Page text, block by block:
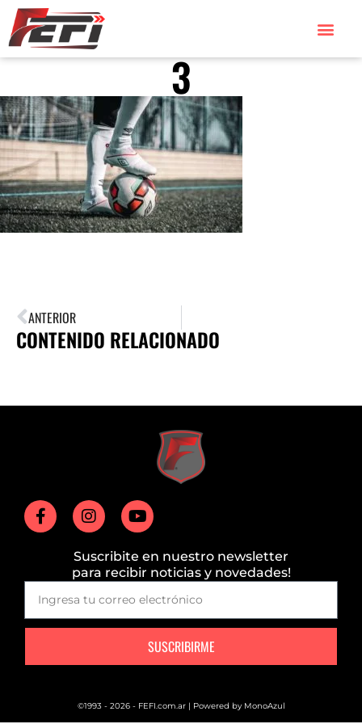
3
ANTERIOR
CONTENIDO RELACIONADO
Suscribite en nuestro newsletter
para recibir noticias y novedades!
SUSCRIBIRME
©1993 - 2026 - FEFI.com.ar | Powered by MonoAzul